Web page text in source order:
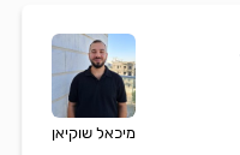
מיכאל שוקיאן